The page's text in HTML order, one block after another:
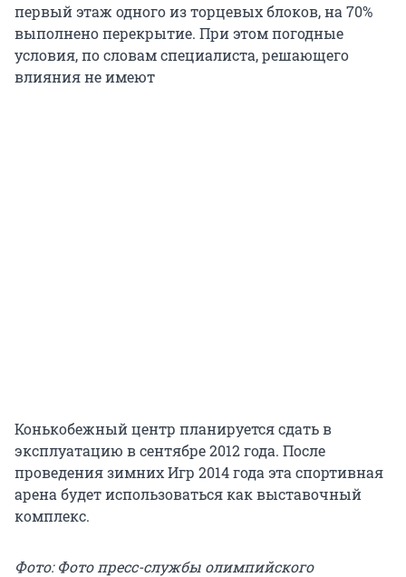
первый этаж одного из торцевых блоков, на 70%
выполнено перекрытие. При этом погодные
условия, по словам специалиста, решающего
влияния не имеют
Конькобежный центр планируется сдать в
эксплуатацию в сентябре 2012 года. После
проведения зимних Игр 2014 года эта спортивная
арена будет использоваться как выставочный
комплекс.
Фото: Фото пресс-службы олимпийского